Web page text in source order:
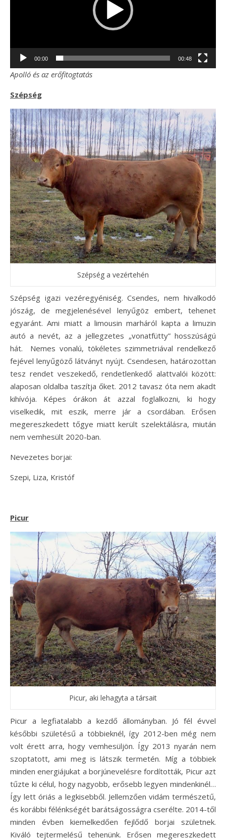
00:00 00:48
Apolló és az erőfitogtatás
Szépség
Szépség a vezértehén
Szépség igazi vezéregyéniség. Csendes, nem hivalkodó
jószág, de megjelenésével lenyűgöz embert, tehenet
egyaránt. Ami miatt a limousin marháról kapta a limuzin
autó a nevét, az a jellegzetes „vonatfütty” hosszúságú
hát. Nemes vonalú, tökéletes szimmetriával rendelkező
fejével lenyűgöző látványt nyújt. Csendesen, határozottan
tesz rendet veszekedő, rendetlenkedő alattvalói között:
alaposan oldalba taszítja őket. 2012 tavasz óta nem akadt
kihívója. Képes órákon át azzal foglalkozni, ki hogy
viselkedik, mit eszik, merre jár a csordában. Erősen
megereszkedett tőgye miatt került szelektálásra, miután
nem vemhesült 2020-ban.
Nevezetes borjai:
Szepi, Liza, Kristóf
Picur
Picur, aki lehagyta a társait
Picur a legfiatalabb a kezdő állományban. Jó fél évvel
későbbi születésű a többieknél, így 2012-ben még nem
volt érett arra, hogy vemhesüljön. Így 2013 nyarán nem
szoptatott, ami meg is látszik termetén. Míg a többiek
minden energiájukat a borjúnevelésre fordították, Picur azt
tűzte ki célul, hogy nagyobb, erősebb legyen mindenkinél…
Így lett óriás a legkisebből. Jellemzően vidám természetű,
és korábbi félénkségét barátságosságra cserélte. 2014-től
minden évben kiemelkedően fejlődő borjai születnek.
Kiváló tejtermelésű tehenünk. Erősen megereszkedett